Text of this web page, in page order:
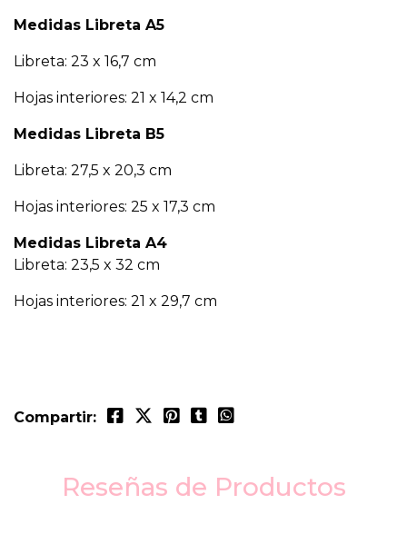
Medidas Libreta A5
Libreta: 23 x 16,7 cm
Hojas interiores: 21 x 14,2 cm
Medidas Libreta B5
Libreta: 27,5 x 20,3 cm
Hojas interiores: 25 x 17,3 cm
Medidas Libreta A4
Libreta: 23,5 x 32 cm
Hojas interiores: 21 x 29,7 cm
Compartir:
Reseñas de Productos